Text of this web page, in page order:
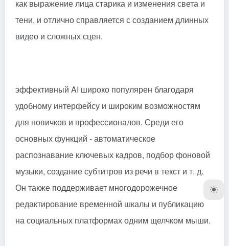
как выражение лица старика и изменения света и
тени, и отлично справляется с созданием длинных
видео и сложных сцен.
эффективный AI широко популярен благодаря
удобному интерфейсу и широким возможностям
для новичков и профессионалов. Среди его
основных функций - автоматическое
распознавание ключевых кадров, подбор фоновой
музыки, создание субтитров из речи в текст и т. д.
Он также поддерживает многодорожечное
редактирование временной шкалы и публикацию
на социальных платформах одним щелчком мыши.